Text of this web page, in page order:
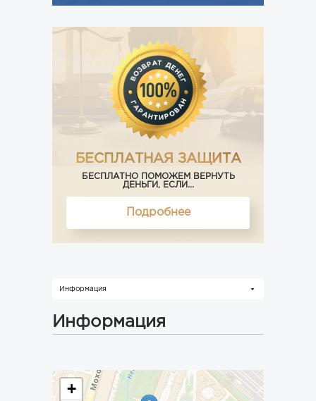
БЕСПЛАТНАЯ ЗАЩИТА
БЕСПЛАТНО ПОМОЖЕМ ВЕРНУТЬ
ДЕНЬГИ, ЕСЛИ...
Подробнее
Информация
Информация
+